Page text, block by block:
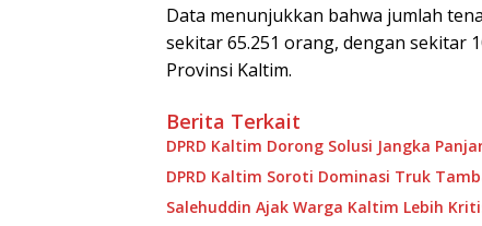
Data menunjukkan bahwa jumlah
sekitar 65.251 orang, dengan sekitar
Provinsi Kaltim.
Berita Terkait
DPRD Kaltim Dorong Solusi Jangka
DPRD Kaltim Soroti Dominasi Truk
Salehuddin Ajak Warga Kaltim Lebih